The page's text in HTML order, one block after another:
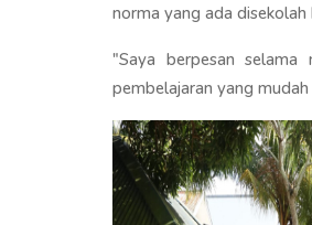
norma yang ada disekolah
"Saya berpesan
pembelajaran yang